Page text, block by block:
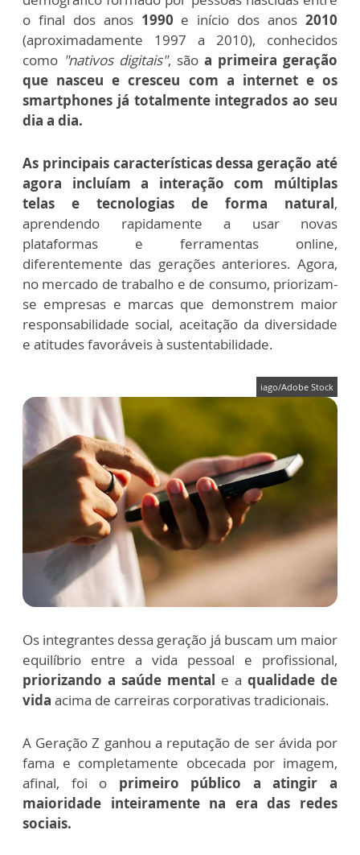
o final dos anos 1990 e início dos anos2010
(aproximadamente 1997 a 2010), conhecidos
como "nativos digitais", são a primeira geração
que nasceu e cresceu com a internet e os
smartphones já totalmente integrados ao seu
dia a dia.
As principais características dessa geração até
agora incluíam a interação com múltiplas
telas e tecnologias de forma natural,
aprendendo rapidamente a usar novas
plataformas e ferramentas online,
diferentemente das gerações anteriores. Agora,
no mercado de trabalho e de consumo, priorizam-
se empresas e marcas que demonstrem maior
responsabilidade social, aceitação da diversidade
e atitudes favoráveis à sustentabilidade.
iago/Adobe Stock
Os integrantes dessa geração já buscam um maior
equilíbrio entre a vida pessoal e profissional,
priorizando a saúde mental e a qualidade de
vida acima de carreiras corporativas tradicionais.
A Geração Z ganhou a reputação de ser ávida por
fama e completamente obcecada por imagem,
afinal, foi o primeiro público a atingir a
maioridade inteiramente na era das redes
sociais.